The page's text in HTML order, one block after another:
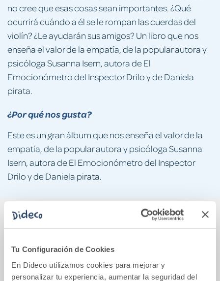
Tu Configuración de Cookies
En Dideco utilizamos cookies para mejorar y
personalizar tu experiencia, aumentar la seguridad del
no cree que esas cosas sean importantes. ¿Qué
ocurrirá cuándo a él se le rompan las cuerdas del
violín? ¿Le ayudarán sus amigos? Un libro que nos
enseña el valor de la empatía, de la popular autora y
psicóloga Susanna Isern, autora de El
Emocionómetro del Inspector Drilo y de Daniela
pirata.
¿Por qué nos gusta?
Este es un gran álbum que nos enseña el valor de la
empatía, de la popular autora y psicóloga Susanna
Isern, autora de El Emocionómetro del Inspector
Drilo y de Daniela pirata.
También podría gustarte...